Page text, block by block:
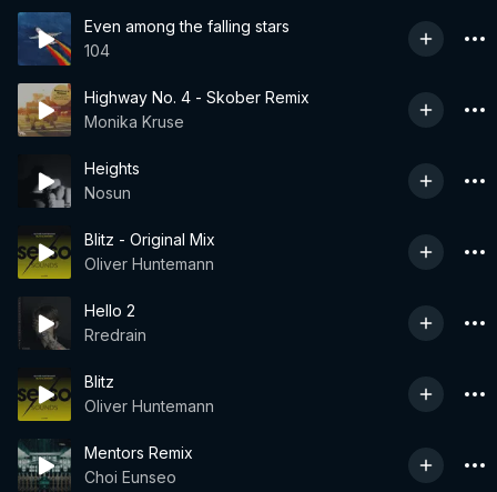
Even among the falling stars
104
Highway No. 4 - Skober Remix
Monika Kruse
Heights
Nosun
Blitz - Original Mix
Oliver Huntemann
Hello 2
Rredrain
Blitz
Oliver Huntemann
Mentors Remix
Choi Eunseo